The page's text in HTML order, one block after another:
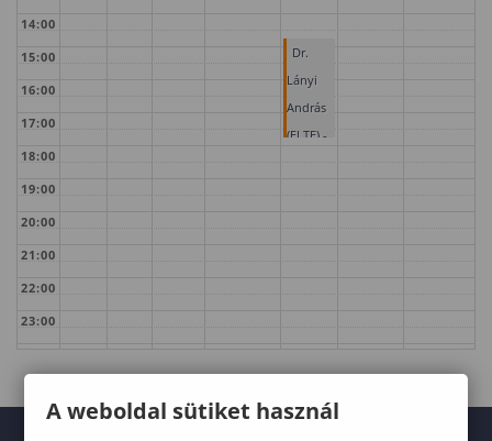
14:00
15:00
16:00
17:00
18:00
19:00
20:00
21:00
22:00
23:00
Dr.
Lányi
András
(ELTE) -
A weboldal sütiket használ